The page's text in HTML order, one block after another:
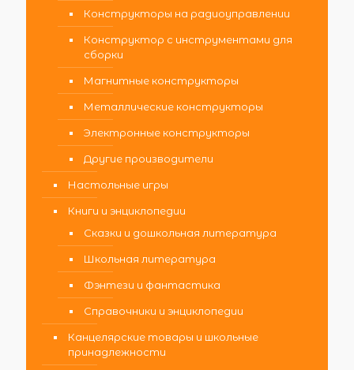
Конструкторы на радиоуправлении
Конструктор с инструментами для
сборки
Магнитные конструкторы
Металлические конструкторы
Электронные конструкторы
Другие производители
Настольные игры
Книги и энциклопедии
Сказки и дошкольная литература
Школьная литература
Фэнтези и фантастика
Справочники и энциклопедии
Канцелярские товары и школьные
принадлежности